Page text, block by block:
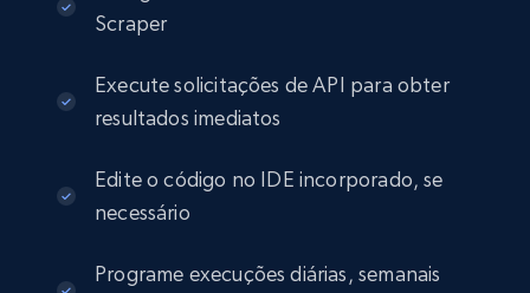
Scraper
Execute solicitações de API para obter
resultados imediatos
Edite o código no IDE incorporado, se
necessário
Programe execuções diárias, semanais